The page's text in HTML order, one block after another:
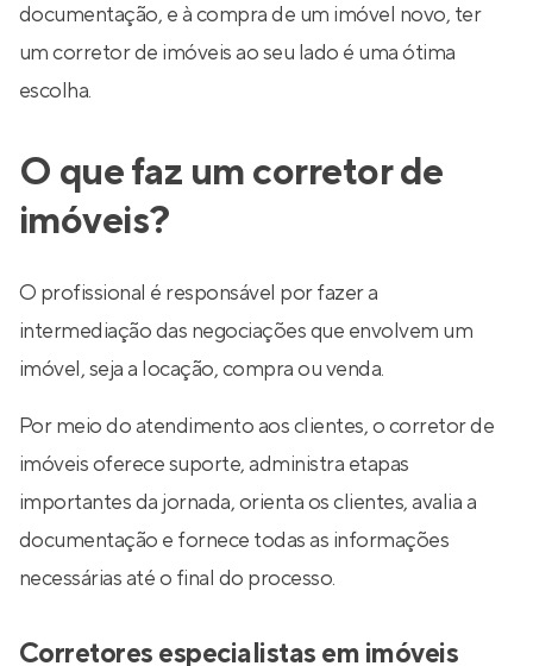
documentação, e à compra de um imóvel novo, ter
um corretor de imóveis ao seu lado é uma ótima
escolha.
O que faz um corretor de
imóveis?
O profissional é responsável por fazer a
intermediação das negociações que envolvem um
imóvel, seja a locação, compra ou venda.
Por meio do atendimento aos clientes, o corretor de
imóveis oferece suporte, administra etapas
importantes da jornada, orienta os clientes, avalia a
documentação e fornece todas as informações
necessárias até o final do processo.
Corretores especialistas em imóveis